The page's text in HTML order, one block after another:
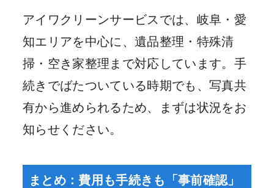
アイワクリーンサービスでは、岐阜・愛
知エリアを中心に、遺品整理・特殊清
掃・空き家整理まで対応しています。手
続きでばたついている時期でも、写真共
有から進められるため、まずは状況をお
知らせください。
まとめ：費用も手続きも「事前確認」